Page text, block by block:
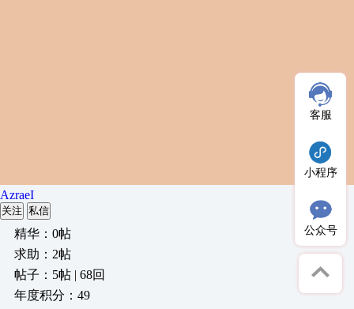
AzraeI
关注 私信
精华：0帖
求助：2帖
帖子：5帖 | 68回
年度积分：49
客服
小程序
公众号